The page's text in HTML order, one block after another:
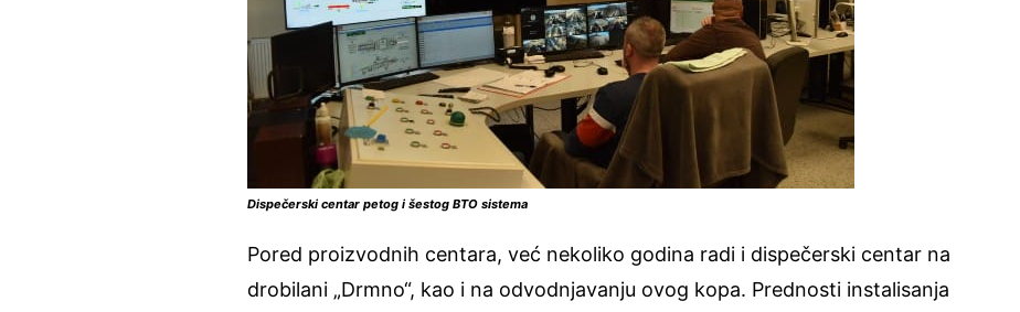
Dispečerski centar petog i šestog BTO sistema
Pored proizvodnih centara, već nekoliko godina radi i dispečerski centar na
drobilani „Drmno“, kao i na odvodnjavanju ovog kopa. Prednosti instalisanja